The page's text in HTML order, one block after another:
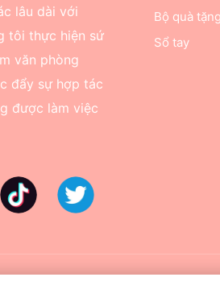
lâu dài với
tôi thực hiện sứ
văn phòng
đẩy sự hợp tác
được làm việc
Bộ quà tặng
Sổ tay